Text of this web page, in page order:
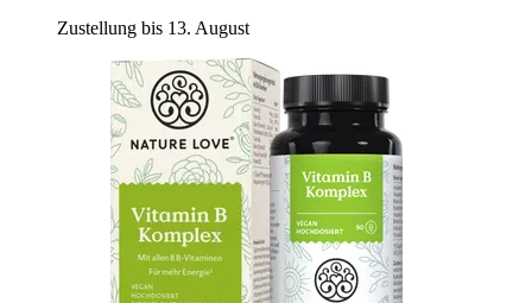
Zustellung bis 13. August